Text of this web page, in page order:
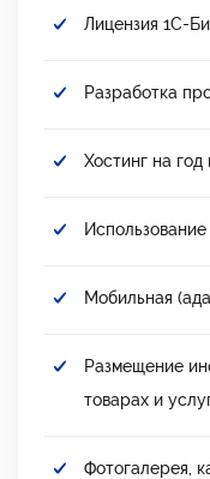
Лицензия 1С-
Разработка
Хостинг на
Мобильная
Размещение
товарах и
Фотогалерея,